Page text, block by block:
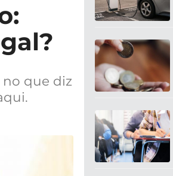
no que diz